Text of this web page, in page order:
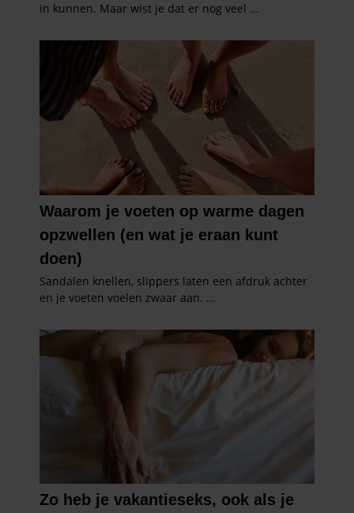
informatie over uw gebruik van onze site met onze
partners kunnen deze gegevens combineren met andere
informatie die u aan ze heeft verstrekt of die ze hebben
verzameld op basis van uw gebruik van hun services. U
gaat akkoord met onze cookies als u onze website blijft
gebruiken.